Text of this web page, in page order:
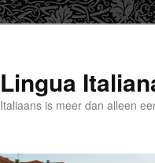
Lingua
Italiaans is meer dan alleen